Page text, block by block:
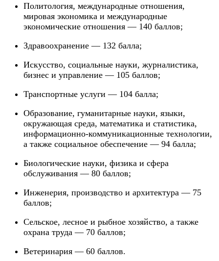
Политология, международные отношения,
мировая экономика и международные
экономические отношения — 140 баллов;
Здравоохранение — 132 балла;
Искусство, социальные науки, журналистика,
бизнес и управление — 105 баллов;
Транспортные услуги — 104 балла;
Образование, гуманитарные науки, языки,
окружающая среда, математика и статистика,
информационно-коммуникационные технологии,
а также социальное обеспечение — 94 балла;
Биологические науки, физика и сфера
обслуживания — 80 баллов;
Инженерия, производство и архитектура — 75
баллов;
Сельское, лесное и рыбное хозяйство, а также
охрана труда — 70 баллов;
Ветеринария — 60 баллов.